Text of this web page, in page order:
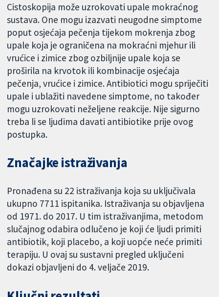
Cistoskopija može uzrokovati upale mokraćnog
sustava. One mogu izazvati neugodne simptome
poput osjećaja pečenja tijekom mokrenja zbog
upale koja je ograničena na mokraćni mjehur ili
vrućice i zimice zbog ozbiljnije upale koja se
proširila na krvotok ili kombinacije osjećaja
pečenja, vrućice i zimice. Antibiotici mogu spriječiti
upale i ublažiti navedene simptome, no također
mogu uzrokovati neželjene reakcije. Nije sigurno
treba li se ljudima davati antibiotike prije ovog
postupka.
Značajke istraživanja
Pronađena su 22 istraživanja koja su uključivala
ukupno 7711 ispitanika. Istraživanja su objavljena
od 1971. do 2017. U tim istraživanjima, metodom
slučajnog odabira odlučeno je koji će ljudi primiti
antibiotik, koji placebo, a koji uopće neće primiti
terapiju. U ovaj su sustavni pregled uključeni
dokazi objavljeni do 4. veljače 2019.